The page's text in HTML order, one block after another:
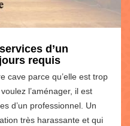
d’un
requis
cave parce qu’elle est trop
l’aménager, il est
d’un professionnel. Un
très harassante et qui